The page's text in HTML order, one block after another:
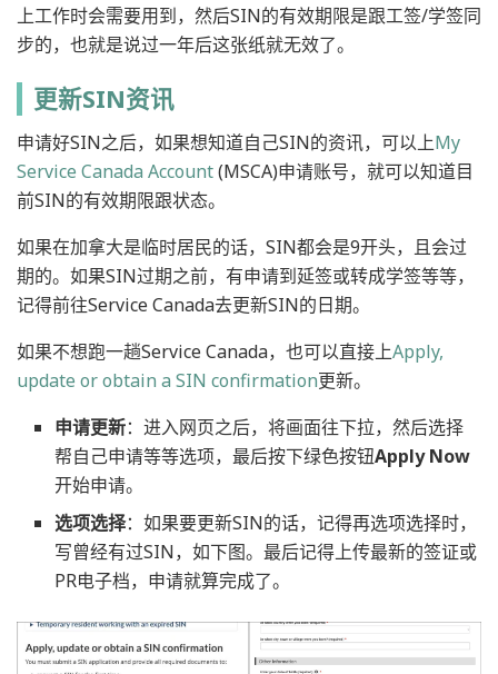
上工作时会需要用到，然后SIN的有效期限是跟工签/学签同
步的，也就是说过一年后这张纸就无效了。
更新SIN资讯
申请好SIN之后，如果想知道自己SIN的资讯，可以上My
Service Canada Account(MSCA)申请账号，就可以知道目
前SIN的有效期限跟状态。
如果在加拿大是临时居民的话，SIN都会是9开头，且会过
期的。如果SIN过期之前，有申请到延签或转成学签等等，
记得前往Service Canada去更新SIN的日期。
如果不想跑一趟Service Canada，也可以直接上Apply,
update or obtain a SIN confirmation更新。
申请更新：进入网页之后，将画面往下拉，然后选择
帮自己申请等等选项，最后按下绿色按钮Apply Now
开始申请。
选项选择：如果要更新SIN的话，记得再选项选择时，
写曾经有过SIN，如下图。最后记得上传最新的签证或
PR电子档，申请就算完成了。